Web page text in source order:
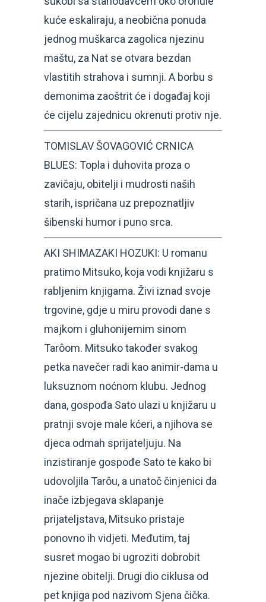
kuće eskaliraju, a neobična ponuda
jednog muškarca zagolica njezinu
maštu, za Nat se otvara bezdan
vlastitih strahova i sumnji. A borbu s
demonima zaoštrit će i događaj koji
će cijelu zajednicu okrenuti protiv nje.
TOMISLAV ŠOVAGOVIĆ CRNICA
BLUES: Topla i duhovita proza o
zavičaju, obitelji i mudrosti naših
starih, ispričana uz prepoznatljiv
šibenski humor i puno srca.
AKI SHIMAZAKI HOZUKI: U romanu
pratimo Mitsuko, koja vodi knjižaru s
rabljenim knjigama. Živi iznad svoje
trgovine, gdje u miru provodi dane s
majkom i gluhonijemim sinom
Tarôom. Mitsuko također svakog
petka navečer radi kao animir-dama u
luksuznom noćnom klubu. Jednog
dana, gospođa Sato ulazi u knjižaru u
pratnji svoje male kćeri, a njihova se
djeca odmah sprijateljuju. Na
inzistiranje gospođe Sato te kako bi
udovoljila Tarôu, a unatoč činjenici da
inače izbjegava sklapanje
prijateljstava, Mitsuko pristaje
ponovno ih vidjeti. Međutim, taj
susret mogao bi ugroziti dobrobit
njezine obitelji. Drugi dio ciklusa od
pet knjiga pod nazivom Sjena čička.